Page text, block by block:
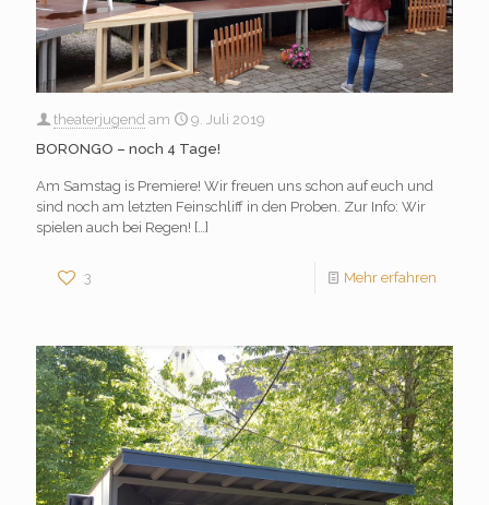
theaterjugend am
9. Juli 2019
BORONGO – noch 4 Tage!
Am Samstag is Premiere! Wir freuen uns schon auf euch und
sind noch am letzten Feinschliff in den Proben. Zur Info: Wir
spielen auch bei Regen! […]
3 Mehr erfahren